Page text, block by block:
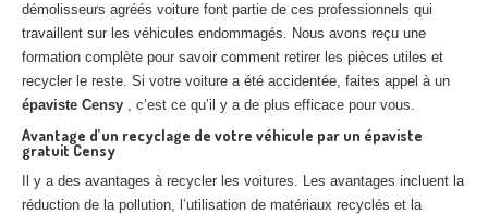
RACHATVÉHICULES
CONTACT
démolisseurs agréés voiture font partie de ces professionnels qui
travaillent sur les véhicules endommagés. Nous avons reçu une
formation complète pour savoir comment retirer les pièces utiles et
recycler le reste. Si votre voiture a été accidentée, faites appel à un
épaviste Censy , c’est ce qu’il y a de plus efficace pour vous.
Avantage d’un recyclage de votre véhicule par un épaviste
gratuit Censy
Il y a des avantages à recycler les voitures. Les avantages incluent la
réduction de la pollution, l’utilisation de matériaux recyclés et la